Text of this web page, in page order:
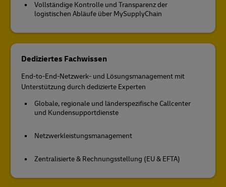
Vollständige Kontrolle und Transparenz der
logistischen Abläufe über MySupplyChain
Dediziertes Fachwissen
End-to-End-Netzwerk- und Lösungsmanagement mit
Unterstützung durch dedizierte Experten
Globale, regionale und länderspezifische Callcenter
und Kundensupportdienste
Netzwerkleistungsmanagement
Zentralisierte & Rechnungsstellung (EU & EFTA)